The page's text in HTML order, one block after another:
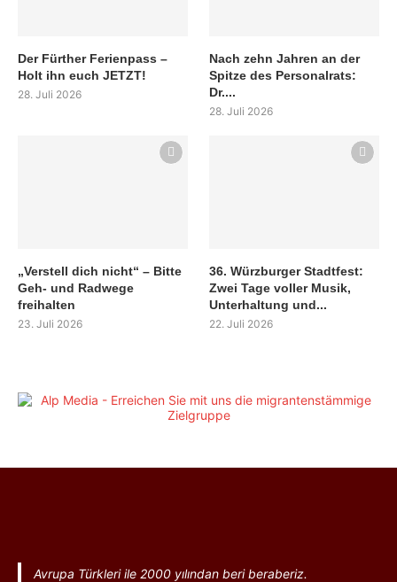
Der Fürther Ferienpass –
Holt ihn euch JETZT!
28. Juli 2026
Nach zehn Jahren an der
Spitze des Personalrats:
Dr....
28. Juli 2026
„Verstell dich nicht“ – Bitte
Geh- und Radwege
freihalten
23. Juli 2026
36. Würzburger Stadtfest:
Zwei Tage voller Musik,
Unterhaltung und...
22. Juli 2026
Avrupa Türkleri ile 2000 yılından beri beraberiz.